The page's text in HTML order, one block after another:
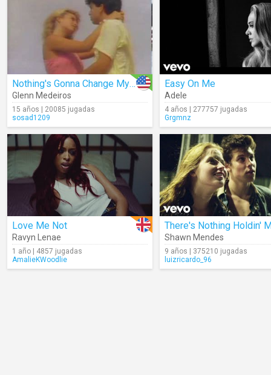
Nothing's Gonna Change My Love For You
Glenn Medeiros
15 años | 20085 jugadas
sosad1209
Easy On Me
Adele
4 años | 277757 jugadas
Grgmnz
Love Me Not
Ravyn Lenae
1 año | 4857 jugadas
AmalieKWoodlie
Shawn Mendes
9 años | 375210 jugadas
luizricardo_96